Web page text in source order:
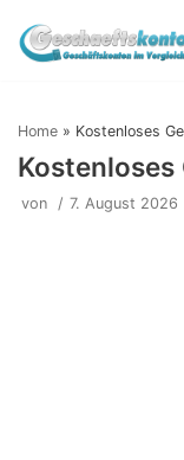
Zum
Inhalt
Home » Kostenloses
von 7. August 2026